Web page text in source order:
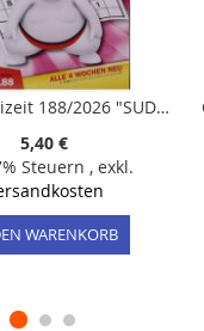
Sudoku Freizeit 188/2026 "SUDOKU Freizeit - Stufe 1-2"
5,40 €
Steuern , exkl.
WARENKORB